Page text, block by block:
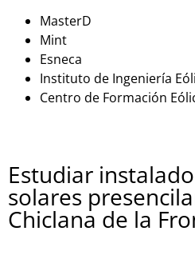
MasterD
Mint
Esneca
Instituto de Ingeniería Eó
Centro de Formación Eó
Estudiar
solares
Chiclana de la